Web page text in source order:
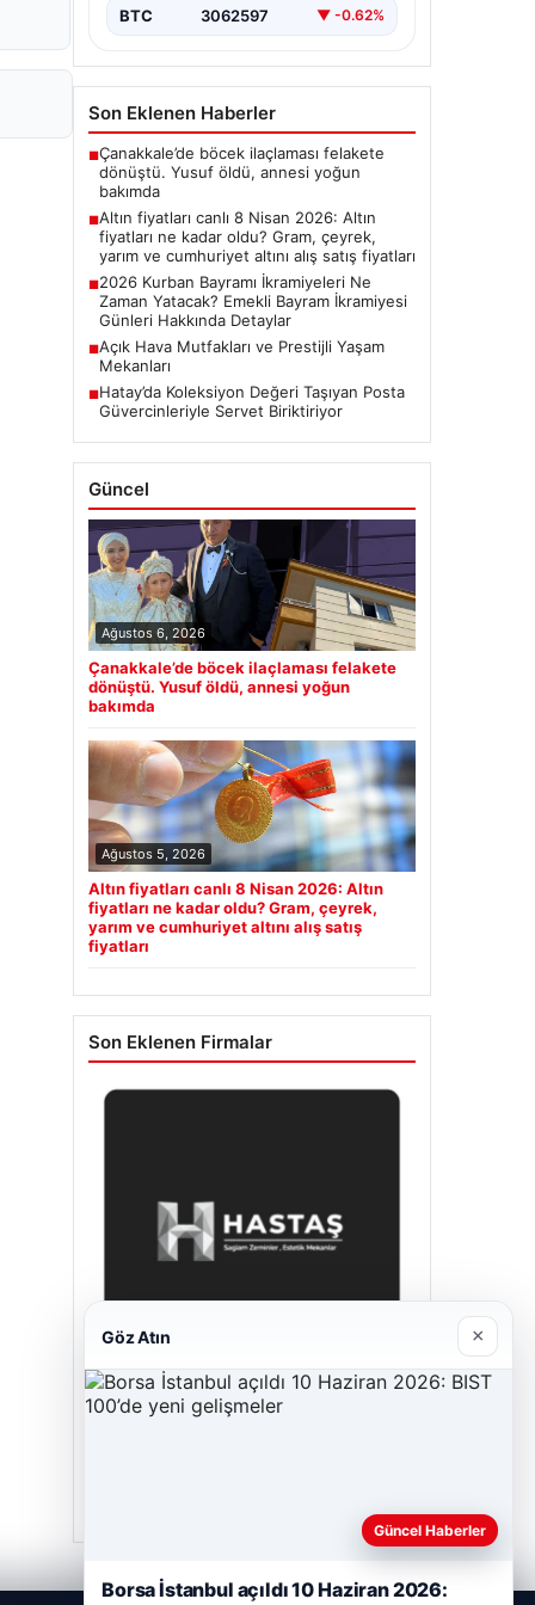
BTC 3062597 ▼ -0.62%
Son Eklenen Haberler
■Çanakkale’de böcek ilaçlaması felakete
dönüştü. Yusuf öldü, annesi yoğun
bakımda
■Altın fiyatları canlı 8 Nisan 2026: Altın
fiyatları ne kadar oldu? Gram, çeyrek,
yarım ve cumhuriyet altını alış satış fiyatları
■2026 Kurban Bayramı İkramiyeleri Ne
Zaman Yatacak? Emekli Bayram İkramiyesi
Günleri Hakkında Detaylar
■Açık Hava Mutfakları ve Prestijli Yaşam
Mekanları
■Hatay’da Koleksiyon Değeri Taşıyan Posta
Güvercinleriyle Servet Biriktiriyor
Güncel
Ağustos 6, 2026
Çanakkale’de böcek ilaçlaması felakete
dönüştü. Yusuf öldü, annesi yoğun
bakımda
Ağustos 5, 2026
Altın fiyatları canlı 8 Nisan 2026: Altın
fiyatları ne kadar oldu? Gram, çeyrek,
yarım ve cumhuriyet altını alış satış
fiyatları
Son Eklenen Firmalar
Hastaş Beton
Göz Atın ×
Güncel Haberler
Borsa İstanbul açıldı 10 Haziran 2026: